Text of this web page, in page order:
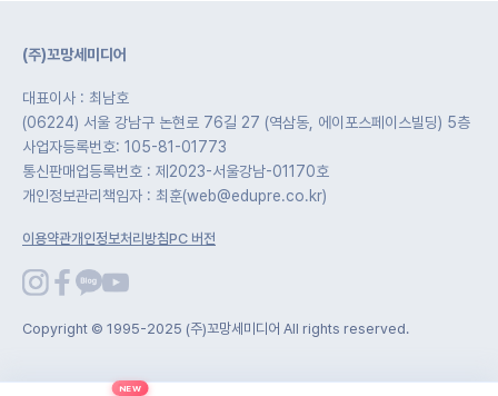
(주)꼬망세미디어
대표이사 : 최남호
(06224) 서울 강남구 논현로 76길 27 (역삼동, 에이포스페이스빌딩) 5층
사업자등록번호: 105-81-01773
통신판매업등록번호 : 제2023-서울강남-01170호
개인정보관리책임자 : 최훈(web@edupre.co.kr)
이용약관개인정보처리방침PC 버전
Copyright © 1995-2025 (주)꼬망세미디어 All rights reserved.
NEW